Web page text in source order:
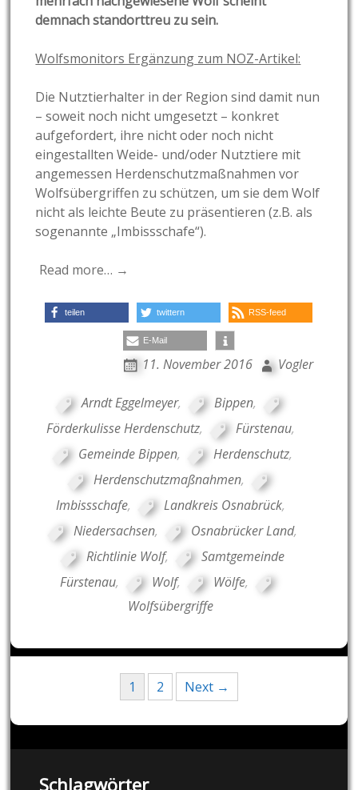
demnach standorttreu zu sein.
Wolfsmonitors Ergänzung zum NOZ-Artikel:
Die Nutztierhalter in der Region sind damit nun
– soweit noch nicht umgesetzt – konkret
aufgefordert, ihre nicht oder noch nicht
eingestallten Weide- und/oder Nutztiere mit
angemessen Herdenschutzmaßnahmen vor
Wolfsübergriffen zu schützen, um sie dem Wolf
nicht als leichte Beute zu präsentieren (z.B. als
sogenannte „Imbissschafe“).
Read more… →
teilen twittern RSS-feed
E-Mail
11. November 2016 Vogler
Arndt Eggelmeyer, Bippen,
Förderkulisse Herdenschutz, Fürstenau,
Gemeinde Bippen, Herdenschutz,
Herdenschutzmaßnahmen,
Imbissschafe, Landkreis Osnabrück,
Niedersachsen, Osnabrücker Land,
Richtlinie Wolf,
Samtgemeinde
Fürstenau, Wolf, Wölfe,
Wolfsübergriffe
navigation
1 2 Next →
Schlagwörter